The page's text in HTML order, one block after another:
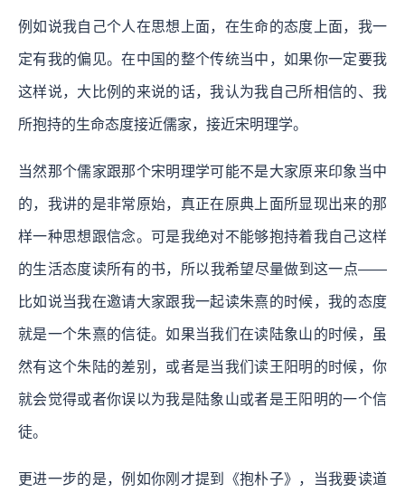
例如说我自己个人在思想上面，在生命的态度上面，我一
定有我的偏见。在中国的整个传统当中，如果你一定要我
这样说，大比例的来说的话，我认为我自己所相信的、我
所抱持的生命态度接近儒家，接近宋明理学。
当然那个儒家跟那个宋明理学可能不是大家原来印象当中
的，我讲的是非常原始，真正在原典上面所显现出来的那
样一种思想跟信念。可是我绝对不能够抱持着我自己这样
的生活态度读所有的书，所以我希望尽量做到这一点——
比如说当我在邀请大家跟我一起读朱熹的时候，我的态度
就是一个朱熹的信徒。如果当我们在读陆象山的时候，虽
然有这个朱陆的差别，或者是当我们读王阳明的时候，你
就会觉得或者你误以为我是陆象山或者是王阳明的一个信
徒。
更进一步的是，例如你刚才提到《抱朴子》，当我要读道